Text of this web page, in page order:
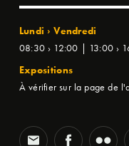
Lundi › Vendredi
08:30 › 12:00 | 13:00 ›
Expositions
À vérifier sur la page de